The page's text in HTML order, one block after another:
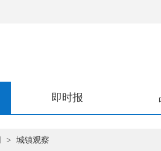
即时报
> 城镇观察